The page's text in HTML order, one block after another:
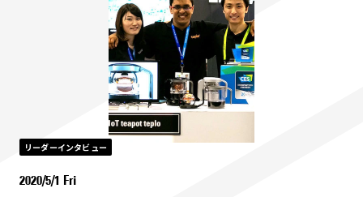
リーダーインタビュー
2020/5/1 Fri